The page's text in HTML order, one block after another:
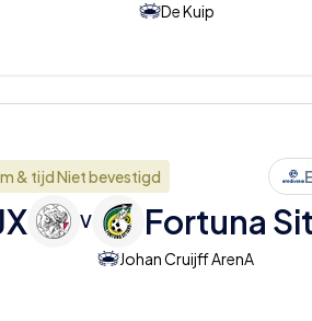
De Kuip
& tijd Niet bevestigd
V Fortuna
Johan Cruijff ArenA